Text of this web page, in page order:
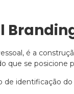
é a
que se posicione
identificação